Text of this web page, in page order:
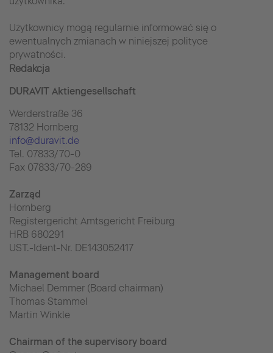
Użytkownicy mogą regularnie informować się o
ewentualnych zmianach w niniejszej polityce
prywatności.
Redakcja
DURAVIT Aktiengesellschaft
Werderstraße 36
78132 Hornberg
info@duravit.de
Tel. 07833/70-0
Fax 07833/70-289
Zarząd
Hornberg
Registergericht Amtsgericht Freiburg
HRB 680291
UST.-Ident-Nr. DE143052417
Management board
Michael Demmer (Board chairman)
Thomas Stammel
Martin Winkle
Chairman of the supervisory board